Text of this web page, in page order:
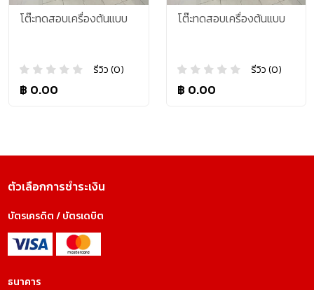
โต๊ะทดสอบเครื่องต้นแบบ
รีวิว (0)
฿ 0.00
โต๊ะทดสอบเครื่องต้นแบบ
รีวิว (0)
฿ 0.00
ตัวเลือกการชำระเงิน
บัตรเครดิต / บัตรเดบิต
ธนาคาร